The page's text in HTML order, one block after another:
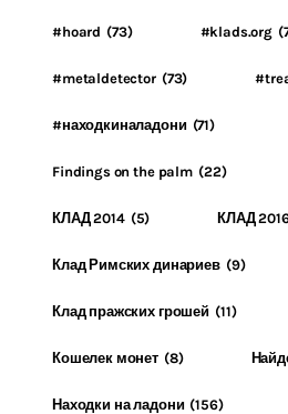
#hoard (73) #klads.org
#metaldetector (73)
#находкиналадони (71)
Findings on the palm (22)
КЛАД 2014 (5) КЛАД
Клад Римских динариев (9)
Клад пражских грошей (11)
Кошелек монет (8)
Находки на ладони (156)